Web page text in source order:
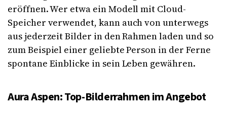
eröffnen. Wer etwa ein Modell mit Cloud-
Speicher verwendet, kann auch von unterwegs
aus jederzeit Bilder in den Rahmen laden und so
zum Beispiel einer geliebte Person in der Ferne
spontane Einblicke in sein Leben gewähren.
Aura Aspen: Top-Bilderrahmen im Angebot